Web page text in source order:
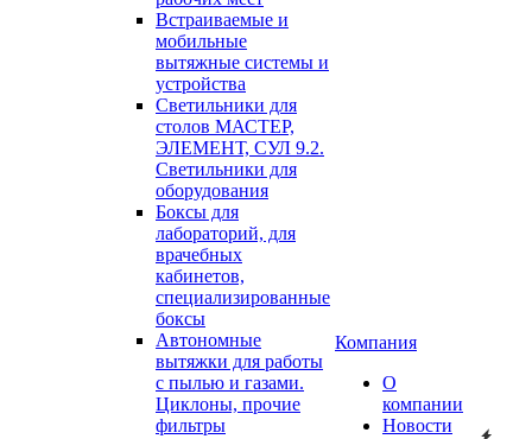
Встраиваемые и
мобильные
вытяжные системы и
устройства
Светильники для
столов МАСТЕР,
ЭЛЕМЕНТ, СУЛ 9.2.
Светильники для
оборудования
Боксы для
лабораторий, для
врачебных
кабинетов,
специализированные
боксы
Автономные
вытяжки для работы
с пылью и газами.
Циклоны, прочие
фильтры
Компания
О
компании
Новости